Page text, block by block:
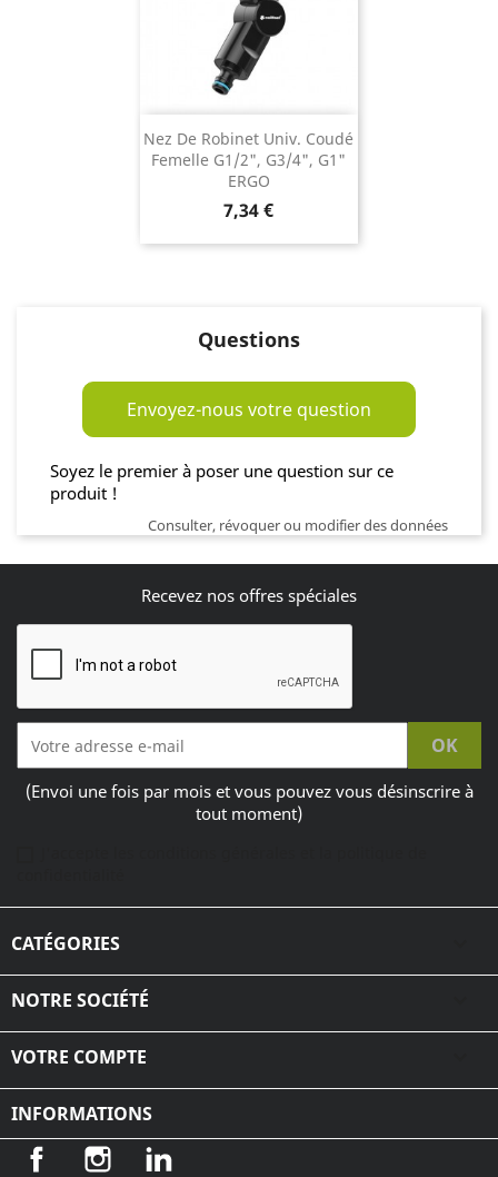
Nez De Robinet Univ. Coudé
Femelle G1/2", G3/4", G1"
ERGO
Prix
7,34 €
Questions
Envoyez-nous votre question
Soyez le premier à poser une question sur ce
produit !
Consulter, révoquer ou modifier des données
Recevez nos offres spéciales
(Envoi une fois par mois et vous pouvez vous désinscrire à
tout moment)
CATÉGORIES
NOTRE SOCIÉTÉ
VOTRE COMPTE
INFORMATIONS
Facebook Instagram